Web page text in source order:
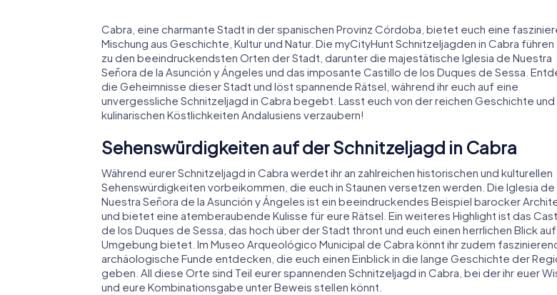
Cabra, eine charmante Stadt in der spanischen Provinz Córdoba, bietet euch eine
Mischung aus Geschichte, Kultur und Natur. Die myCityHunt Schnitzeljagden in Cabra führen
zu den beeindruckendsten Orten der Stadt, darunter die majestätische Iglesia de Nuestra
Señora de la Asunción y Ángeles und das imposante Castillo de los Duques de Sessa.
die Geheimnisse dieser Stadt und löst spannende Rätsel, während ihr euch auf eine
unvergessliche Schnitzeljagd in Cabra begebt. Lasst euch von der reichen Geschichte und
kulinarischen Köstlichkeiten Andalusiens verzaubern!
Sehenswürdigkeiten auf der Schnitzeljagd in Cabra
Während eurer Schnitzeljagd in Cabra werdet ihr an zahlreichen historischen und kulturellen
Sehenswürdigkeiten vorbeikommen, die euch in Staunen versetzen werden. Die Iglesia de
Nuestra Señora de la Asunción y Ángeles ist ein beeindruckendes Beispiel barocker
und bietet eine atemberaubende Kulisse für eure Rätsel. Ein weiteres Highlight ist das
de los Duques de Sessa, das hoch über der Stadt thront und euch einen herrlichen Blick
Umgebung bietet. Im Museo Arqueológico Municipal de Cabra könnt ihr zudem
archäologische Funde entdecken, die euch einen Einblick in die lange Geschichte der
geben. All diese Orte sind Teil eurer spannenden Schnitzeljagd in Cabra, bei der ihr euer
und eure Kombinationsgabe unter Beweis stellen könnt.